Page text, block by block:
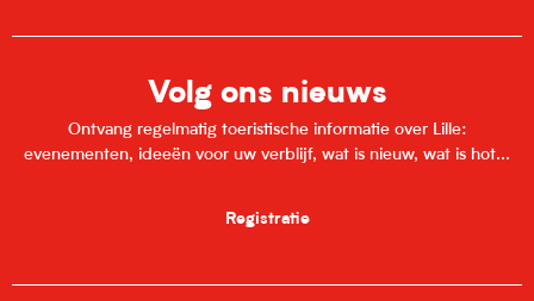
Volg ons nieuws
Ontvang regelmatig toeristische informatie over Lille:
evenementen, ideeën voor uw verblijf, wat is nieuw, wat is hot...
Registratie